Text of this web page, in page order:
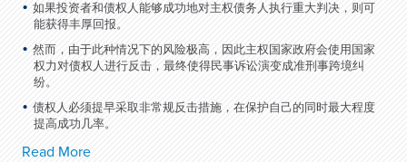
如果投资者和债权人能够成功地对主权债务人执行重大判决，则可
能获得丰厚回报。
然而，由于此种情况下的风险极高，因此主权国家政府会使用国家
权力对债权人进行反击，最终使得民事诉讼演变成准刑事跨境纠
纷。
债权人必须提早采取非常规反击措施，在保护自己的同时最大程度
提高成功几率。
Read More